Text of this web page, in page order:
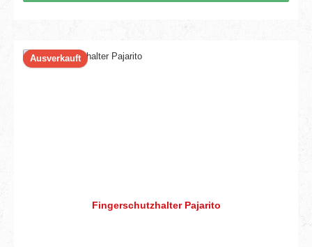
Ausverkauft
Fingerschutzhalter Pajarito